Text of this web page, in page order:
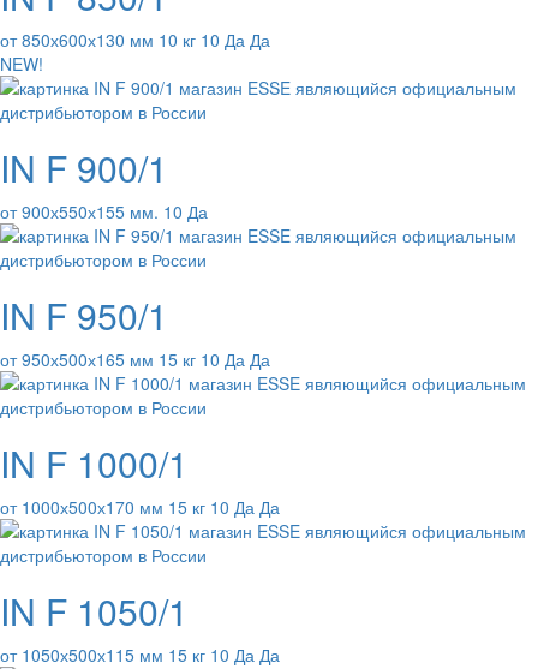
от 850х600х130 мм 10 кг 10 Да Да
NEW!
IN F 900/1
от 900х550х155 мм. 10 Да
IN F 950/1
от 950х500х165 мм 15 кг 10 Да Да
IN F 1000/1
от 1000х500х170 мм 15 кг 10 Да Да
IN F 1050/1
от 1050х500х115 мм 15 кг 10 Да Да